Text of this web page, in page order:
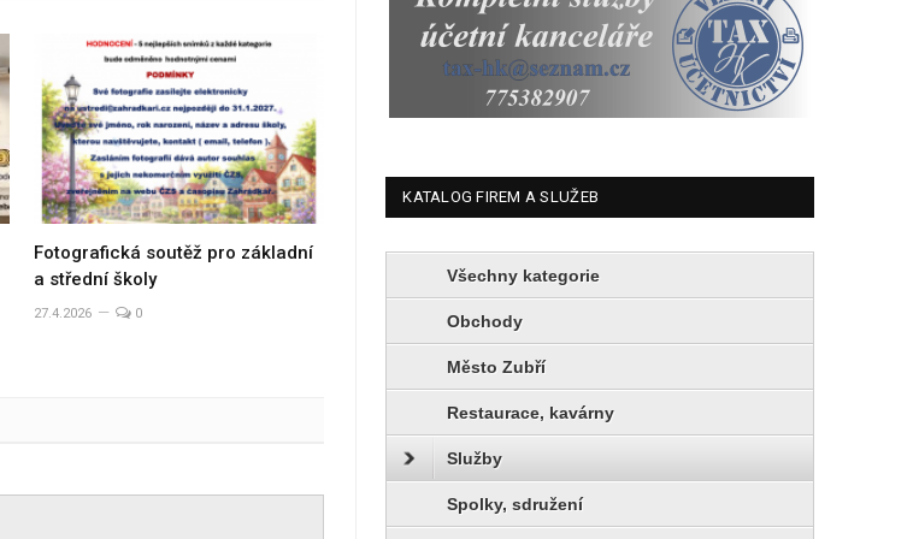
Fotografická soutěž pro základní
a střední školy
27.4.2026 0
KATALOG FIREM A SLUŽEB
Všechny kategorie
Obchody
Město Zubří
Restaurace, kavárny
Služby
Spolky, sdružení